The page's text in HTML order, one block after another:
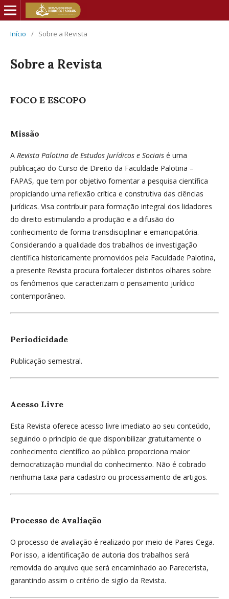
Início / Sobre a Revista
Sobre a Revista
FOCO E ESCOPO
Missão
A Revista Palotina de Estudos Jurídicos e Sociais é uma
publicação do Curso de Direito da Faculdade Palotina –
FAPAS, que tem por objetivo fomentar a pesquisa científica
propiciando uma reflexão crítica e construtiva das ciências
jurídicas. Visa contribuir para formação integral dos lidadores
do direito estimulando a produção e a difusão do
conhecimento de forma transdisciplinar e emancipatória.
Considerando a qualidade dos trabalhos de investigação
científica historicamente promovidos pela Faculdade Palotina,
a presente Revista procura fortalecer distintos olhares sobre
os fenômenos que caracterizam o pensamento jurídico
contemporâneo.
Periodicidade
Publicação semestral.
Acesso Livre
Esta Revista oferece acesso livre imediato ao seu conteúdo,
seguindo o princípio de que disponibilizar gratuitamente o
conhecimento científico ao público proporciona maior
democratização mundial do conhecimento. Não é cobrado
nenhuma taxa para cadastro ou processamento de artigos.
Processo de Avaliação
O processo de avaliação é realizado por meio de Pares Cega.
Por isso, a identificação de autoria dos trabalhos será
removida do arquivo que será encaminhado ao Parecerista,
garantindo assim o critério de sigilo da Revista.